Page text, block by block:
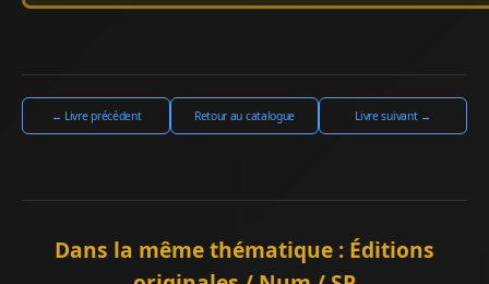
← Livre précédent Retour au catalogue Livre suivant →
Dans la même thématique : Éditions